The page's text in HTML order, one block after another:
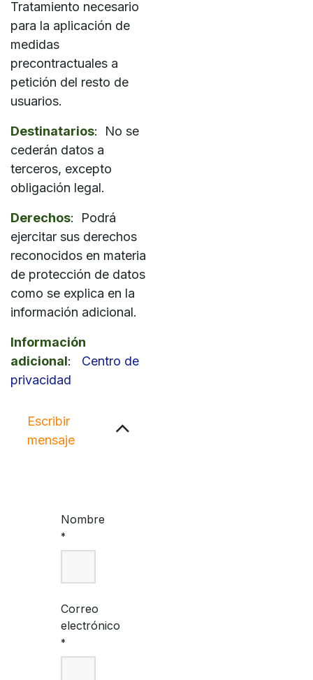
Tratamiento necesario
para la aplicación de
medidas
precontractuales a
petición del resto de
usuarios.
Destinatarios: No se
cederán datos a
terceros, excepto
obligación legal.
Derechos: Podrá
ejercitar sus derechos
reconocidos en materia
de protección de datos
como se explica en la
información adicional.
Información
adicional: Centro de
privacidad
Escribir
mensaje
Nombre
*
Correo
electrónico
*